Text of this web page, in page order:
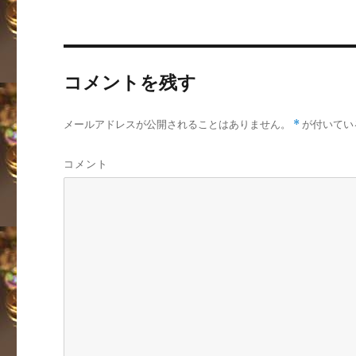
コメントを残す
メールアドレスが公開されることはありません。 * が付いて
コメント